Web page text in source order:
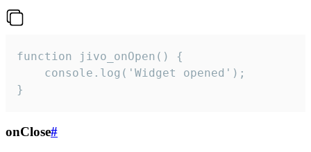
function jivo_onOpen() {
    console.log('Widget opened');
}
onClose#